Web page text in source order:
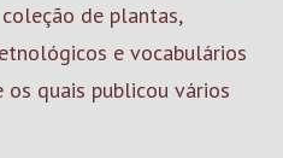
de plantas,
e vocabulários
os quais publicou vários